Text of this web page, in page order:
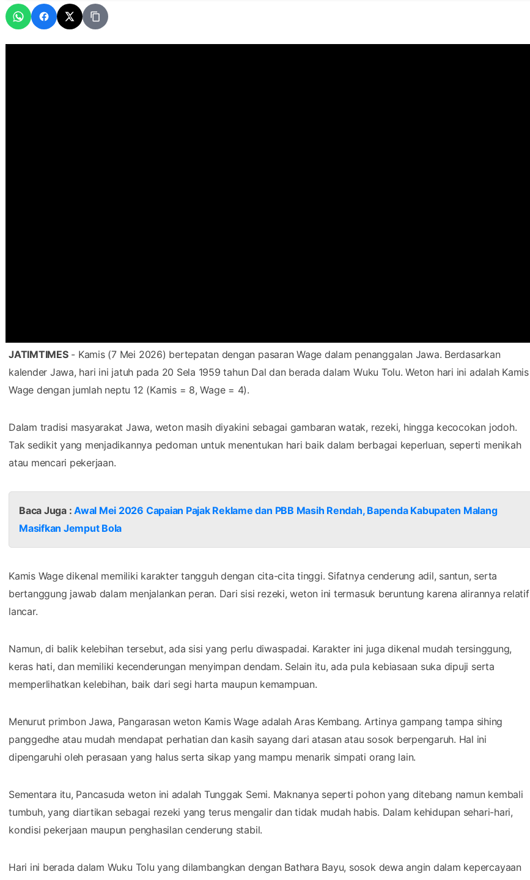
JATIMTIMES- Kamis (7 Mei 2026) bertepatan dengan pasaran Wage dalam penanggalan Jawa. Berdasarkan
kalender Jawa, hari ini jatuh pada 20 Sela 1959 tahun Dal dan berada dalam Wuku Tolu. Weton hari ini adalah Kamis
Wage dengan jumlah neptu 12 (Kamis = 8, Wage = 4).
Dalam tradisi masyarakat Jawa, weton masih diyakini sebagai gambaran watak, rezeki, hingga kecocokan jodoh.
Tak sedikit yang menjadikannya pedoman untuk menentukan hari baik dalam berbagai keperluan, seperti menikah
atau mencari pekerjaan.
Baca Juga :Awal Mei 2026 Capaian Pajak Reklame dan PBB Masih Rendah, Bapenda Kabupaten Malang
Masifkan Jemput Bola
Kamis Wage dikenal memiliki karakter tangguh dengan cita-cita tinggi. Sifatnya cenderung adil, santun, serta
bertanggung jawab dalam menjalankan peran. Dari sisi rezeki, weton ini termasuk beruntung karena alirannya relatif
lancar.
Namun, di balik kelebihan tersebut, ada sisi yang perlu diwaspadai. Karakter ini juga dikenal mudah tersinggung,
keras hati, dan memiliki kecenderungan menyimpan dendam. Selain itu, ada pula kebiasaan suka dipuji serta
memperlihatkan kelebihan, baik dari segi harta maupun kemampuan.
Menurut primbon Jawa, Pangarasan weton Kamis Wage adalah Aras Kembang. Artinya gampang tampa sihing
panggedhe atau mudah mendapat perhatian dan kasih sayang dari atasan atau sosok berpengaruh. Hal ini
dipengaruhi oleh perasaan yang halus serta sikap yang mampu menarik simpati orang lain.
Sementara itu, Pancasuda weton ini adalah Tunggak Semi. Maknanya seperti pohon yang ditebang namun kembali
tumbuh, yang diartikan sebagai rezeki yang terus mengalir dan tidak mudah habis. Dalam kehidupan sehari-hari,
kondisi pekerjaan maupun penghasilan cenderung stabil.
Hari ini berada dalam Wuku Tolu yang dilambangkan dengan Bathara Bayu, sosok dewa angin dalam kepercayaan